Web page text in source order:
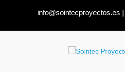
info@sointecproyectos.es |